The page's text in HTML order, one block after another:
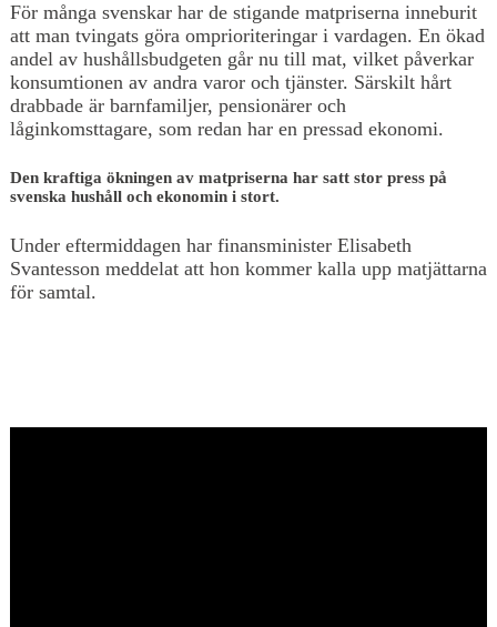
För många svenskar har de stigande matpriserna inneburit
att man tvingats göra omprioriteringar i vardagen. En ökad
andel av hushållsbudgeten går nu till mat, vilket påverkar
konsumtionen av andra varor och tjänster. Särskilt hårt
drabbade är barnfamiljer, pensionärer och
låginkomsttagare, som redan har en pressad ekonomi.
Den kraftiga ökningen av matpriserna har satt stor press på
svenska hushåll och ekonomin i stort.
Under eftermiddagen har finansminister Elisabeth
Svantesson meddelat att hon kommer kalla upp matjättarna
för samtal.